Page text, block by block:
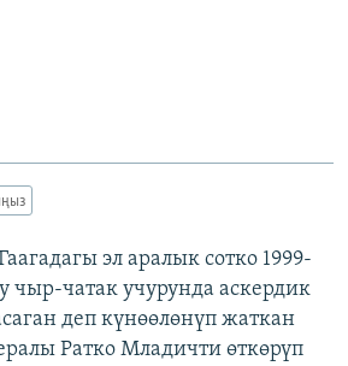
эл аралык сотко 1999-
чыр-чатак учурунда аскердик
деп күнөөлөнүп жаткан
Ратко Младичти өткөрүп